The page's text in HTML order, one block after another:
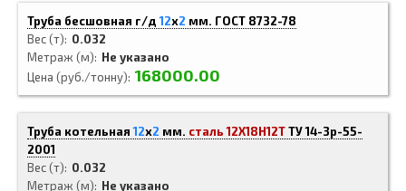
Труба бесшовная г/д12x2 мм. ГОСТ 8732-78
Вес (т)
0.032
Метраж (м)
Не указано
Цена (руб./тонну) 168000.00
Труба котельная12x2 мм. сталь 12Х18Н12ТТУ 14-3р-55-
2001
Вес (т)
0.032
Метраж (м)
Не указано